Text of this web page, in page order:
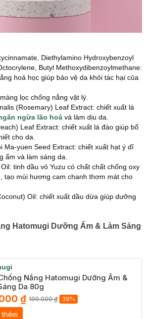
Diethylamino Hydroxybenzoyl
Butyl Methoxydibenzoylmethane:
hoá học giúp bảo vệ da khỏi tác hại của
lọc chống nắng vật lý.
(Rosemary) Leaf Extract: chiết xuất lá
ngừa lão hoá và làm dịu da.
Leaf Extract: chiết xuất lá đào giúp bổ
cho da.
Ma-yuen Seed Extract: chiết xuất hạt ý dĩ
ẩm và làm sáng da.
tinh dầu vỏ Yuzu có chất chất chống oxy
tạo mùi hương cam chanh thơm mát cho
Oil: chiết xuất dầu dừa giúp dưỡng
Hatomugi Dưỡng Ẩm & Làm Sáng
Nắng Hatomugi Dưỡng Ẩm &
Da 80g
₫ 199.000 ₫ 39%
thêm